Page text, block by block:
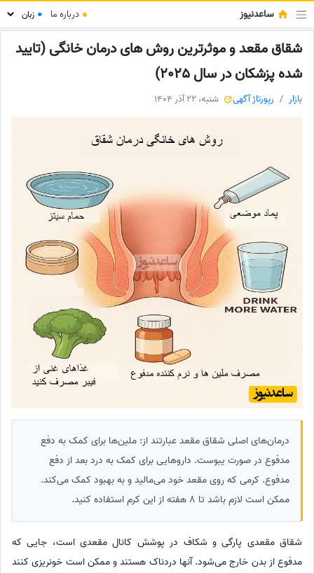
ساعدنیوز ● درباره ما ●
شقاق مقعد و موثرترین روش های درمان خانگی (تایید
شده پزشکان در سال 2025)
بازار رپورتاژ آگهی شنبه، 22 آذر 1404
درمان‌های اصلی شقاق مقعد عبارتند از: ملین‌ها برای کمک به دفع
مدفوع در صورت یبوست. داروهایی برای کمک به درد بعد از دفع
مدفوع. کرمی که روی مقعد خود می‌مالید و به بهبود کمک می‌کند.
ممکن است لازم باشد تا 8 هفته از این کرم استفاده کنید.
شقاق مقعدی پارگی و شکاف در پوشش کانال مقعدی است، جایی که
مدفوع از بدن خارج می‌شود. آنها دردناک هستند و ممکن است خونریزی کنند